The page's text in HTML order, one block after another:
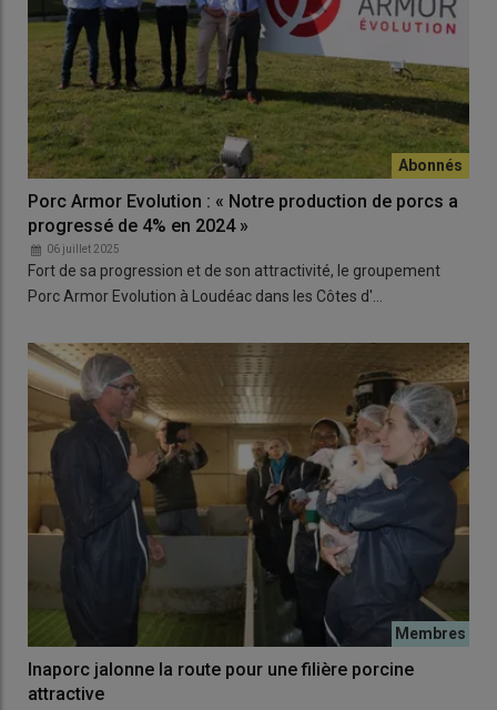
Porc Armor Evolution : « Notre production de porcs a
progressé de 4% en 2024 »
06 juillet 2025
Fort de sa progression et de son attractivité, le groupement
Porc Armor Evolution à Loudéac dans les Côtes d'…
Inaporc jalonne la route pour une filière porcine
attractive